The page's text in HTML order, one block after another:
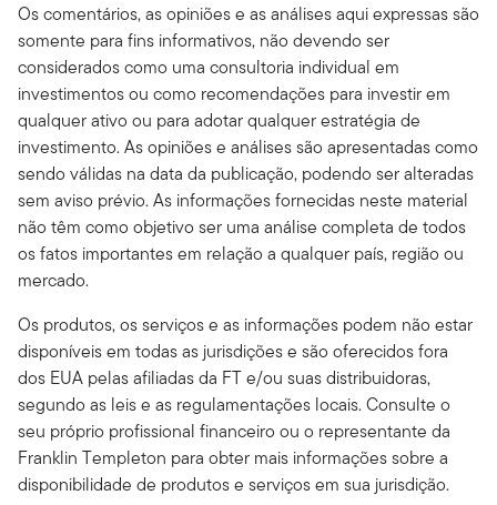
Os comentários, as opiniões e as análises aqui expressas são
somente para fins informativos, não devendo ser
considerados como uma consultoria individual em
investimentos ou como recomendações para investir em
qualquer ativo ou para adotar qualquer estratégia de
investimento. As opiniões e análises são apresentadas como
sendo válidas na data da publicação, podendo ser alteradas
sem aviso prévio. As informações fornecidas neste material
não têm como objetivo ser uma análise completa de todos
os fatos importantes em relação a qualquer país, região ou
mercado.
Os produtos, os serviços e as informações podem não estar
disponíveis em todas as jurisdições e são oferecidos fora
dos EUA pelas afiliadas da FT e/ou suas distribuidoras,
segundo as leis e as regulamentações locais. Consulte o
seu próprio profissional financeiro ou o representante da
Franklin Templeton para obter mais informações sobre a
disponibilidade de produtos e serviços em sua jurisdição.